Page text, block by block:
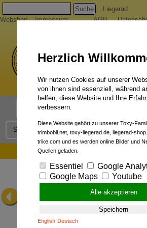
Suche
Liegerad
Webshop
Impressum AGB
Liegerad Modelle
Service Qualität Liegerad News
Herzlich
Wir nutzen Cookies auf unserer
von ihnen sind essenziell, während
helfen, diese Website und Ihre
verbessern.
Diese Website gehört zu unserer Toxy-
trimbobil.net, toxy-liegerad.de, liegerad-
trike.com und es werden online Bilder und
Quellen geladen.
Essentiel
Google
Google Maps
Youtube
Alle akzeptieren
Speichern
English Deutsch